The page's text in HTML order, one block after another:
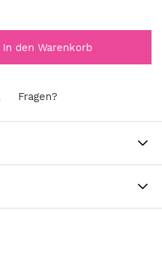
In den Warenkorb
Fragen?